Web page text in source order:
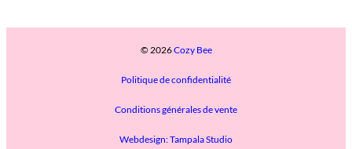
© 2026Cozy Bee
Politique de confidentialité
Conditions générales de vente
Webdesign: Tampala Studio